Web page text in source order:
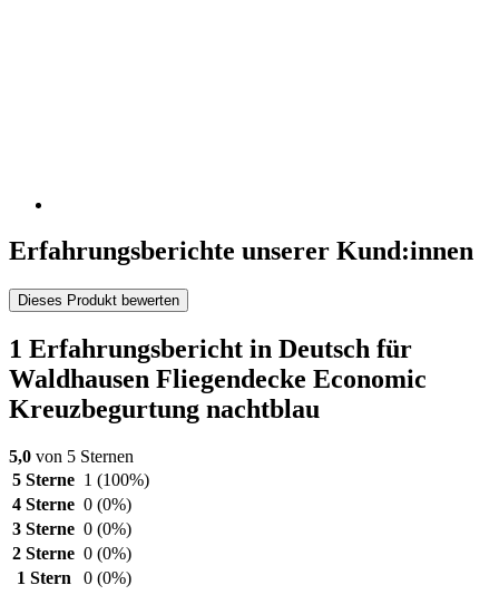
Erfahrungsberichte unserer Kund:innen
Dieses Produkt bewerten
1 Erfahrungsbericht in Deutsch für
Waldhausen Fliegendecke Economic
Kreuzbegurtung nachtblau
5,0 von 5 Sternen
5 Sterne 1 (100%)
4 Sterne 0 (0%)
3 Sterne 0 (0%)
2 Sterne 0 (0%)
1 Stern
0 (0%)